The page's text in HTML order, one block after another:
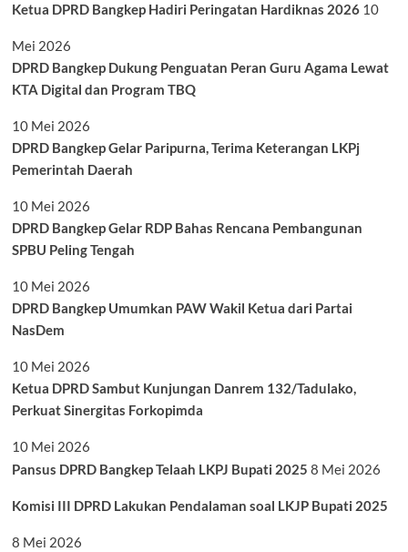
Ketua DPRD Bangkep Hadiri Peringatan Hardiknas 2026 10
Mei 2026
DPRD Bangkep Dukung Penguatan Peran Guru Agama Lewat
KTA Digital dan Program TBQ
10 Mei 2026
DPRD Bangkep Gelar Paripurna, Terima Keterangan LKPj
Pemerintah Daerah
10 Mei 2026
DPRD Bangkep Gelar RDP Bahas Rencana Pembangunan
SPBU Peling Tengah
10 Mei 2026
DPRD Bangkep Umumkan PAW Wakil Ketua dari Partai
NasDem
10 Mei 2026
Ketua DPRD Sambut Kunjungan Danrem 132/Tadulako,
Perkuat Sinergitas Forkopimda
10 Mei 2026
Pansus DPRD Bangkep Telaah LKPJ Bupati 2025 8 Mei 2026
Komisi III DPRD Lakukan Pendalaman soal LKJP Bupati 2025
8 Mei 2026